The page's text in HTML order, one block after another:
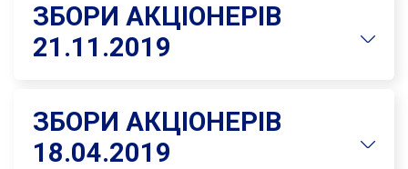
ЗБОРИ АКЦІОНЕРІВ
21.11.2019
ЗБОРИ АКЦІОНЕРІВ
18.04.2019